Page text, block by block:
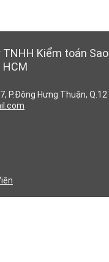
TNHH Kiểm toán
HCM
P.Đông Hưng Thuận, Q.12